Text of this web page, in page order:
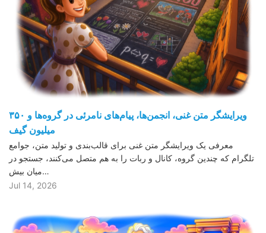
ویرایشگر متن غنی، انجمن‌ها، پیام‌های نامرئی در گروه‌ها و ۳۵۰
میلیون گیف
معرفی یک ویرایشگر متن غنی برای قالب‌بندی و تولید متن، جوامع
تلگرام که چندین گروه، کانال و ربات را به هم متصل می‌کنند، جستجو در
میان بیش…
Jul 14, 2026